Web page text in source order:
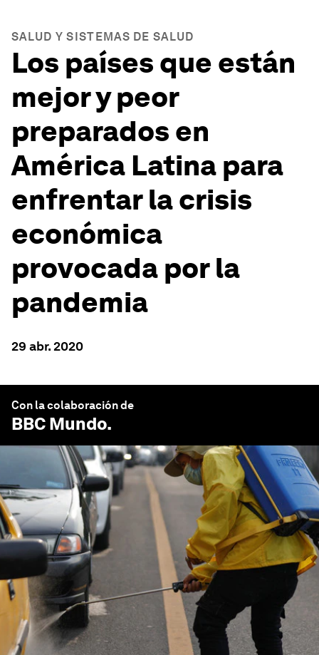
SALUD Y SISTEMAS DE SALUD
Los países que están
mejor y peor
preparados en
América Latina para
enfrentar la crisis
económica
provocada por la
pandemia
29 abr. 2020
Con la colaboración de
BBC Mundo.